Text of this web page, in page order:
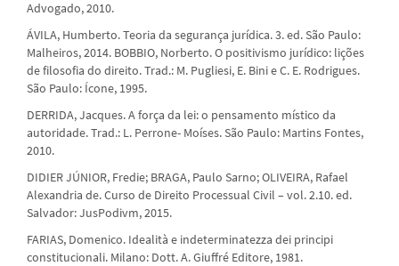
Advogado, 2010.
ÁVILA, Humberto. Teoria da segurança jurídica. 3. ed. São Paulo:
Malheiros, 2014. BOBBIO, Norberto. O positivismo jurídico: lições
de filosofia do direito. Trad.: M. Pugliesi, E. Bini e C. E. Rodrigues.
São Paulo: Ícone, 1995.
DERRIDA, Jacques. A força da lei: o pensamento místico da
autoridade. Trad.: L. Perrone- Moíses. São Paulo: Martins Fontes,
2010.
DIDIER JÚNIOR, Fredie; BRAGA, Paulo Sarno; OLIVEIRA, Rafael
Alexandria de. Curso de Direito Processual Civil – vol. 2.10. ed.
Salvador: JusPodivm, 2015.
FARIAS, Domenico. Idealità e indeterminatezza dei principi
constitucionali. Milano: Dott. A. Giuffré Editore, 1981.